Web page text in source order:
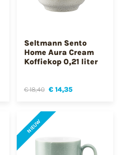
Seltmann Sento
Home Aura Cream
Koffiekop 0,21 liter
€ 18,40 € 14,35
NIEUW